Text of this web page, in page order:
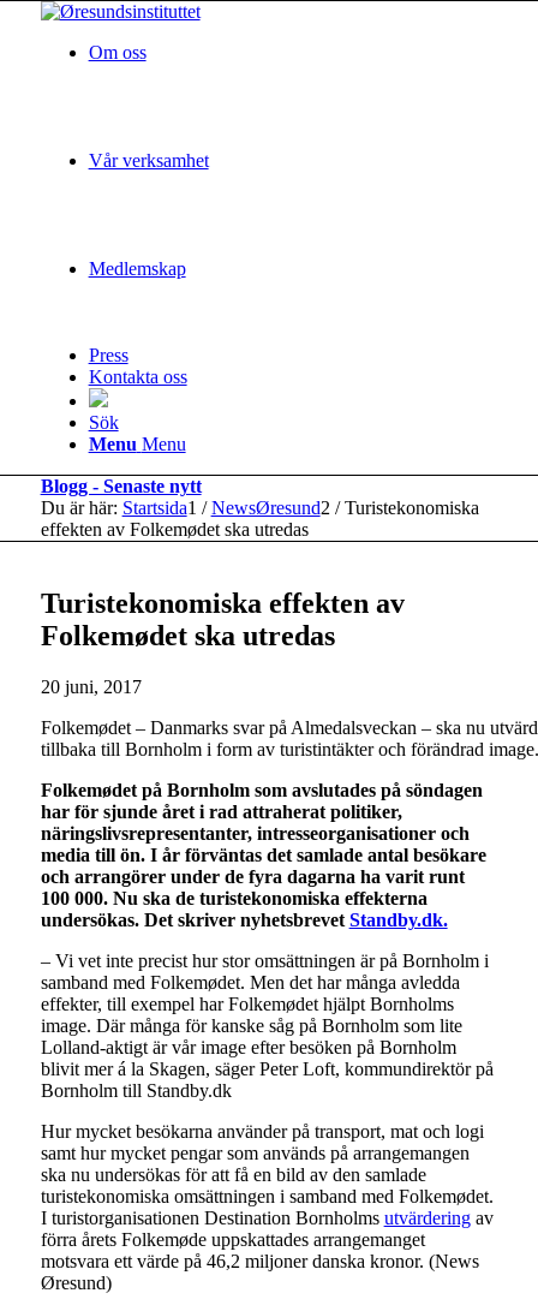
Om oss
Vår verksamhet
Medlemskap
Press
Kontakta oss
Sök
Menu Menu
Blogg - Senaste nytt
Du är här: Startsida1 / NewsØresund2 / Turistekonomiska
effekten av Folkemødet ska utredas
Turistekonomiska effekten av
Folkemødet ska utredas
20 juni, 2017
Folkemødet – Danmarks svar på Almedalsveckan – ska nu
tillbaka till Bornholm i form av turistintäkter och förändrad
Folkemødet på Bornholm som avslutades på söndagen
har för sjunde året i rad attraherat politiker,
näringslivsrepresentanter, intresseorganisationer och
media till ön. I år förväntas det samlade antal besökare
och arrangörer under de fyra dagarna ha varit runt
100 000. Nu ska de turistekonomiska effekterna
undersökas. Det skriver nyhetsbrevet Standby.dk.
– Vi vet inte precist hur stor omsättningen är på Bornholm i
samband med Folkemødet. Men det har många avledda
effekter, till exempel har Folkemødet hjälpt Bornholms
image. Där många för kanske såg på Bornholm som lite
Lolland-aktigt är vår image efter besöken på Bornholm
blivit mer á la Skagen, säger Peter Loft, kommundirektör på
Bornholm till Standby.dk
Hur mycket besökarna använder på transport, mat och logi
samt hur mycket pengar som används på arrangemangen
ska nu undersökas för att få en bild av den samlade
turistekonomiska omsättningen i samband med Folkemødet.
I turistorganisationen Destination Bornholms utvärderingav
förra årets Folkemøde uppskattades arrangemanget
motsvara ett värde på 46,2 miljoner danska kronor. (News
Øresund)